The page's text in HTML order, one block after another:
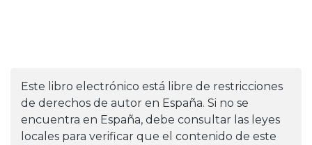
Este libro electrónico está libre de restricciones
de derechos de autor en España. Si no se
encuentra en España, debe consultar las leyes
locales para verificar que el contenido de este